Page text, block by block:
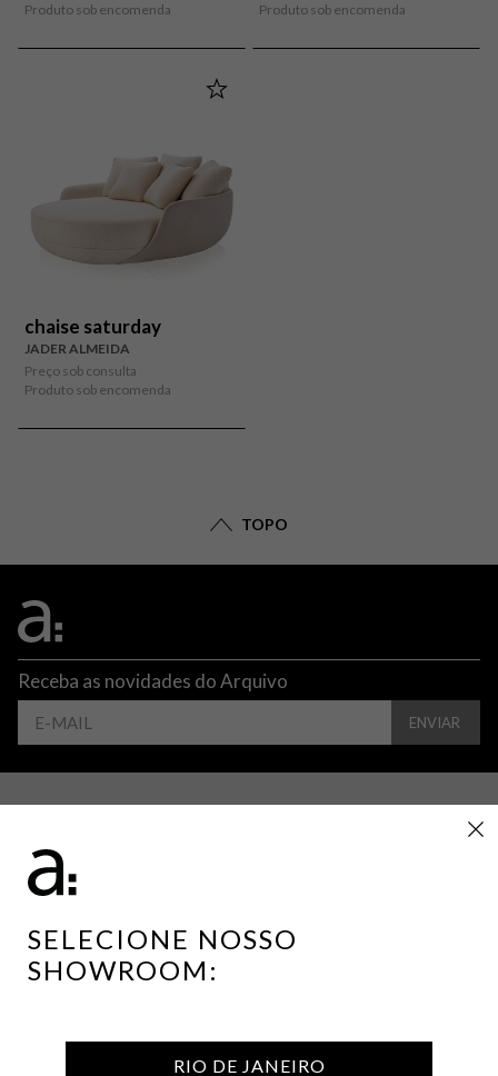
SELECIONE NOSSO
SHOWROOM:
RIO DE JANEIRO
Produto sob encomenda
Produto sob encomenda
chaise saturday
JADER ALMEIDA
Preço sob consulta
Produto sob encomenda
TOPO
Receba as novidades do Arquivo
ENVIAR
CONTATO
ATENDIMENTO
SUPORTE
INSTITUCIONAL
PRIVACIDADES E TERMOS